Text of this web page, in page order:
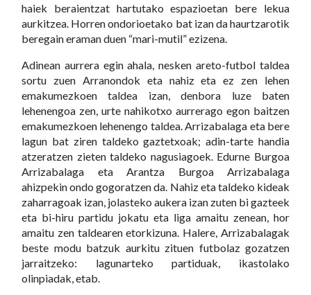
haiek beraientzat hartutako espazioetan bere lekua
aurkitzea. Horren ondorioetako bat izan da haurtzarotik
beregain eraman duen “mari-mutil” ezizena.
Adinean aurrera egin ahala, nesken areto-futbol taldea
sortu zuen Arranondok eta nahiz eta ez zen lehen
emakumezkoen taldea izan, denbora luze baten
lehenengoa zen, urte nahikotxo aurrerago egon baitzen
emakumezkoen lehenengo taldea. Arrizabalaga eta bere
lagun bat ziren taldeko gaztetxoak; adin-tarte handia
atzeratzen zieten taldeko nagusiagoek. Edurne Burgoa
Arrizabalaga eta Arantza Burgoa Arrizabalaga
ahizpekin ondo gogoratzen da. Nahiz eta taldeko kideak
zaharragoak izan, jolasteko aukera izan zuten bi gazteek
eta bi-hiru partidu jokatu eta liga amaitu zenean, hor
amaitu zen taldearen etorkizuna. Halere, Arrizabalagak
beste modu batzuk aurkitu zituen futbolaz gozatzen
jarraitzeko: lagunarteko partiduak, ikastolako
olinpiadak, etab.